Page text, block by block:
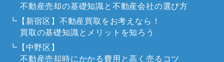
不動産売却の基礎知識と不動産会社の選び方
┗【新宿区】不動産買取をお考えなら！
買取の基礎知識とメリットを知ろう
┗【中野区】
不動産売却時にかかる費用と高く売るコツ